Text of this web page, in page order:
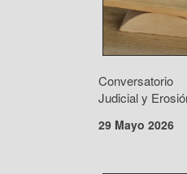
Judicial y
29 Mayo 2026